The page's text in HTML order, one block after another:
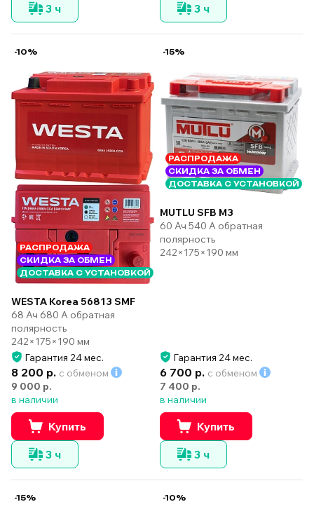
3 ч
3 ч
-10%
РАСПРОДАЖА
СКИДКА ЗА ОБМЕН
ДОСТАВКА С УСТАНОВКОЙ
WESTA Korea 56813 SMF
68 Ач 680 А обратная
полярность
242×175×190 мм
Гарантия 24 мес.
8 200 р. с обменом
9 000 р.
в наличии
Купить
3 ч
-15%
РАСПРОДАЖА
СКИДКА ЗА ОБМЕН
ДОСТАВКА С УСТАНОВКОЙ
MUTLU SFB M3
60 Ач 540 А обратная
полярность
242×175×190 мм
Гарантия 24 мес.
6 700 р. с обменом
7 400 р.
в наличии
Купить
3 ч
-15% -10%